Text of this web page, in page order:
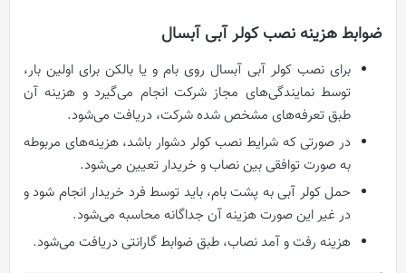
ضوابط هزینه نصب کولر آبی آبسال
برای نصب کولر آبی آبسال روی بام و یا بالکن برای اولین بار،
توسط نمایندگی‌های مجاز شرکت انجام می‌گیرد و هزینه آن
طبق تعرفه‌های مشخص شده شرکت، دریافت می‌شود.
در صورتی که شرایط نصب کولر دشوار باشد، هزینه‌های مربوطه
به صورت توافقی بین نصاب و خریدار تعیین می‌شود.
حمل کولر آبی به پشت بام، باید توسط فرد خریدار انجام شود و
در غیر این صورت هزینه آن جداگانه محاسبه می‌شود.
هزینه رفت و آمد نصاب، طبق ضوابط گارانتی دریافت می‌شود.